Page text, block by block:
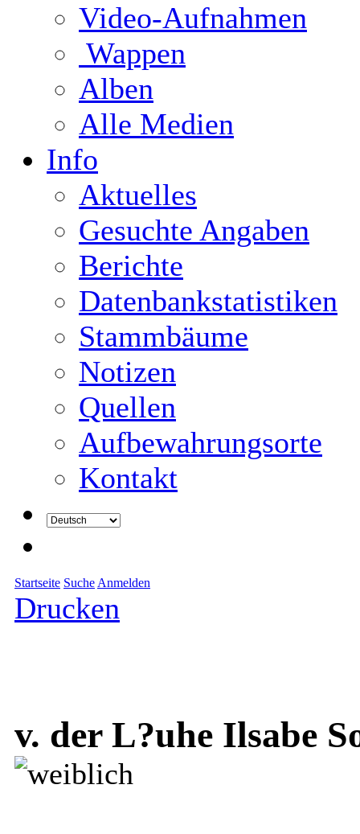
Video-Aufnahmen
Wappen
Alben
Alle Medien
Info
Aktuelles
Gesuchte Angaben
Berichte
Datenbankstatistiken
Stammbäume
Notizen
Quellen
Aufbewahrungsorte
Kontakt
Startseite Suche Anmelden
Drucken
v. der L?uhe Ilsabe